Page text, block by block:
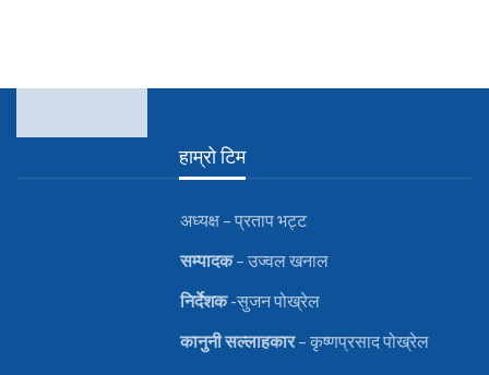
हाम्रो टिम
अध्यक्ष – प्रताप भट्ट
सम्पादक– उज्वल खनाल
निर्देशक-सुजन पोख्रेल
कानुनीसल्लाहकार– कृष्णप्रसाद पोख्रेल